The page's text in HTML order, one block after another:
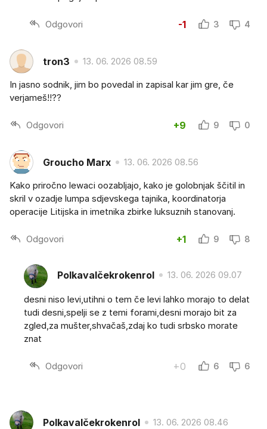
Odgovori -1 3 4
tron3 13. 06. 2026 08.59
In jasno sodnik, jim bo povedal in zapisal kar jim gre, če
verjameš!!??
Odgovori +9 9 0
Groucho Marx 13. 06. 2026 08.56
Kako priročno lewaci oozabljajo, kako je golobnjak ščitil in
skril v ozadje lumpa sdjevskega tajnika, koordinatorja
operacije Litijska in imetnika zbirke luksuznih stanovanj.
Odgovori +1 9 8
Polkavalčekrokenrol 13. 06. 2026 09.07
desni niso levi,utihni o tem če levi lahko morajo to delat
tudi desni,spelji se z temi forami,desni morajo bit za
zgled,za mušter,shvačaš,zdaj ko tudi srbsko morate
znat
Odgovori +0 6 6
Polkavalčekrokenrol 13. 06. 2026 08.46